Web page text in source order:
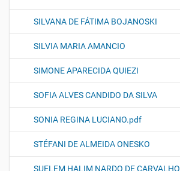
SILVANA DE FÁTIMA BOJANOSKI
SILVIA MARIA AMANCIO
SIMONE APARECIDA QUIEZI
SOFIA ALVES CANDIDO DA SILVA
SONIA REGINA LUCIANO.pdf
STÉFANI DE ALMEIDA ONESKO
SUELEM HALIM NARDO DE CARVALHO